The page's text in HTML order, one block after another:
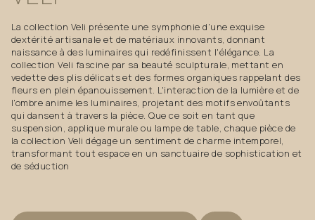
La collection Veli présente une symphonie d'une exquise
dextérité artisanale et de matériaux innovants, donnant
naissance à des luminaires qui redéfinissent l'élégance. La
collection Veli fascine par sa beauté sculpturale, mettant en
vedette des plis délicats et des formes organiques rappelant des
fleurs en plein épanouissement. L'interaction de la lumière et de
l'ombre anime les luminaires, projetant des motifs envoûtants
qui dansent à travers la pièce. Que ce soit en tant que
suspension, applique murale ou lampe de table, chaque pièce de
la collection Veli dégage un sentiment de charme intemporel,
transformant tout espace en un sanctuaire de sophistication et
de séduction